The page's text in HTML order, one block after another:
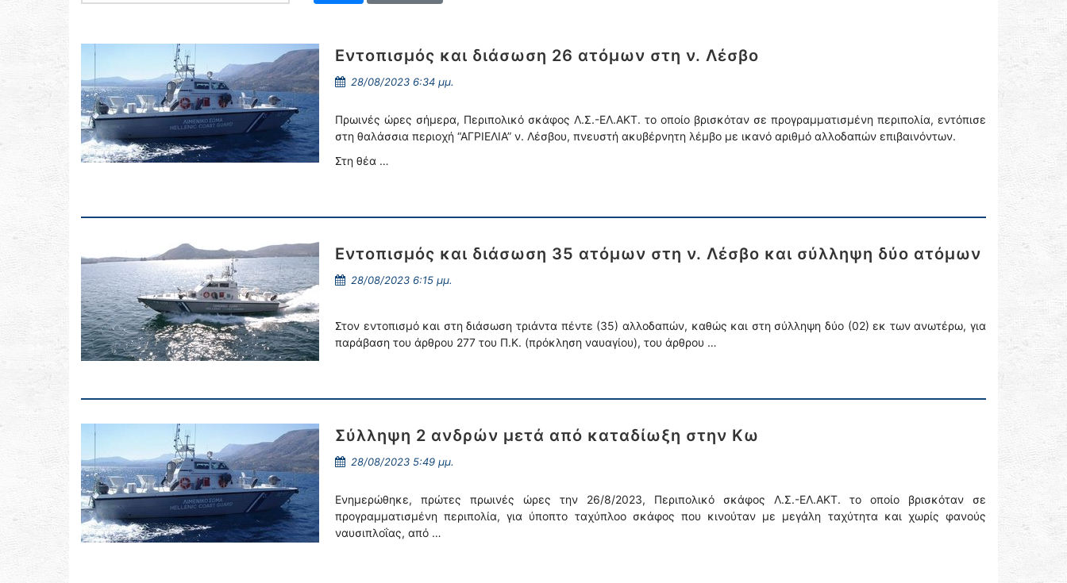
Εντοπισμός και διάσωση 26 ατόμων στη ν. Λέσβο
28/08/2023 6:34 μμ.
Πρωινές ώρες σήμερα, Περιπολικό σκάφος Λ.Σ.-ΕΛ.ΑΚΤ. το οποίο βρισκόταν σε προγραμματισμένη περιπολία, εντόπισε
στη θαλάσσια περιοχή “ΑΓΡΙΕΛΙΑ” ν. Λέσβου, πνευστή ακυβέρνητη λέμβο με ικανό αριθμό αλλοδαπών επιβαινόντων.
Στη θέα …
Εντοπισμός και διάσωση 35 ατόμων στη ν. Λέσβο και σύλληψη δύο ατόμων
28/08/2023 6:15 μμ.
Στον εντοπισμό και στη διάσωση τριάντα πέντε (35) αλλοδαπών, καθώς και στη σύλληψη δύο (02) εκ των ανωτέρω, για
παράβαση του άρθρου 277 του Π.Κ. (πρόκληση ναυαγίου), του άρθρου …
Σύλληψη 2 ανδρών μετά από καταδίωξη στην Κω
28/08/2023 5:49 μμ.
Ενημερώθηκε, πρώτες πρωινές ώρες την 26/8/2023, Περιπολικό σκάφος Λ.Σ.-ΕΛ.ΑΚΤ. το οποίο βρισκόταν σε
προγραμματισμένη περιπολία, για ύποπτο ταχύπλοο σκάφος που κινούταν με μεγάλη ταχύτητα και χωρίς φανούς
ναυσιπλοΐας, από …